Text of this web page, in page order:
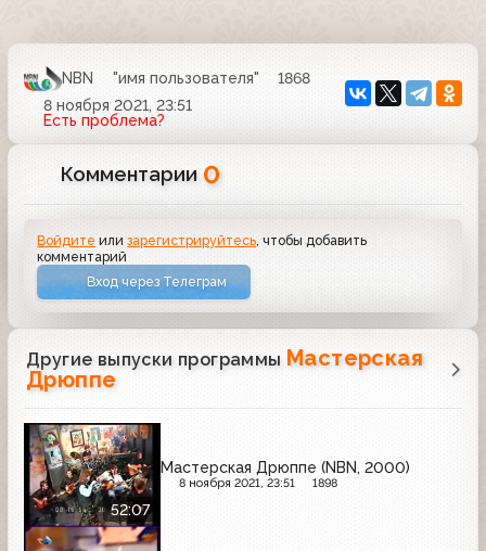
NBN "имя пользователя"
1868
8 ноября 2021, 23:51
Есть проблема?
Комментарии 0
Войдите илизарегистрируйтесь , чтобы добавить
комментарий
Вход через Телеграм
Другие выпуски программы Мастерская
Дрюппе
52:07
Мастерская Дрюппе (NBN, 2000)
8 ноября 2021, 23:51 1898